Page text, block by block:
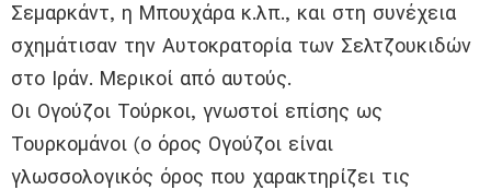
Σεμαρκάντ, η Μπουχάρα κ.λπ., και στη συνέχεια
σχημάτισαν την Αυτοκρατορία των Σελτζουκιδών
στο Ιράν. Μερικοί από αυτούς.
Οι Ογούζοι Τούρκοι, γνωστοί επίσης ως
Τουρκομάνοι (ο όρος Ογούζοι είναι
γλωσσολογικός όρος που χαρακτηρίζει τις